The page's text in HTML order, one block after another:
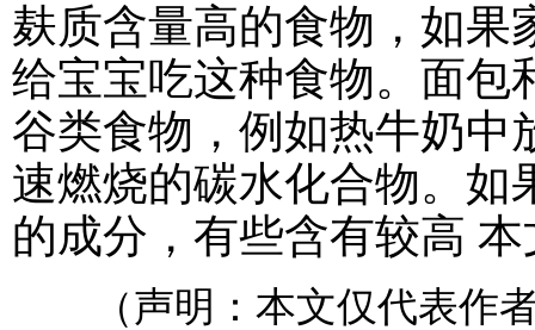
麸质含量高的食物，如果
给宝宝吃这种食物。面包
谷类食物，例如热牛奶中
速燃烧的碳水化合物。如
的成分，有些含有较高
（声明：本文仅代表作者